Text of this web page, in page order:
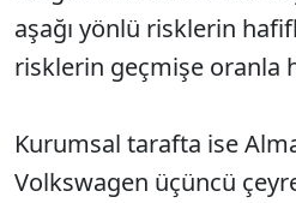
aşağı yönlü risklerin
risklerin geçmişe oranla
Kurumsal tarafta ise
Volkswagen üçüncü